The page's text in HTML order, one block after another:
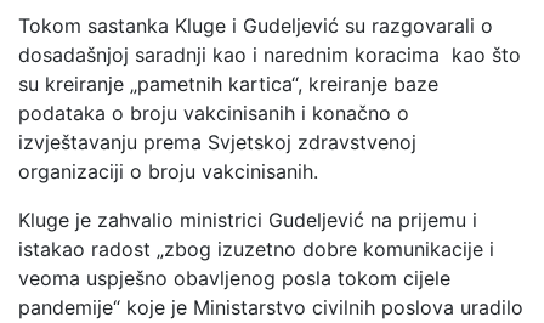
Tokom sastanka Kluge i Gudeljević su razgovarali o
dosadašnjoj saradnji kao i narednim koracima kao što
su kreiranje „pametnih kartica“, kreiranje baze
podataka o broju vakcinisanih i konačno o
izvještavanju prema Svjetskoj zdravstvenoj
organizaciji o broju vakcinisanih.
Kluge je zahvalio ministrici Gudeljević na prijemu i
istakao radost „zbog izuzetno dobre komunikacije i
veoma uspješno obavljenog posla tokom cijele
pandemije“ koje je Ministarstvo civilnih poslova uradilo